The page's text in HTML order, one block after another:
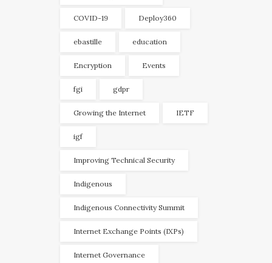
COVID-19 Deploy360
ebastille education
Encryption Events
fgi gdpr
Growing the Internet IETF
igf
Improving Technical Security
Indigenous
Indigenous Connectivity Summit
Internet Exchange Points (IXPs)
Internet Governance